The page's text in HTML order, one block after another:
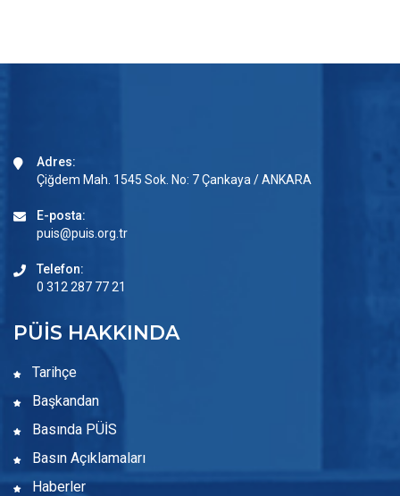
Adres:
Çiğdem Mah. 1545 Sok. No: 7 Çankaya / ANKARA
E-posta:
puis@puis.org.tr
Telefon:
0 312 287 77 21
PÜİS HAKKINDA
Tarihçe
Başkandan
Basında PÜİS
Basın Açıklamaları
Haberler